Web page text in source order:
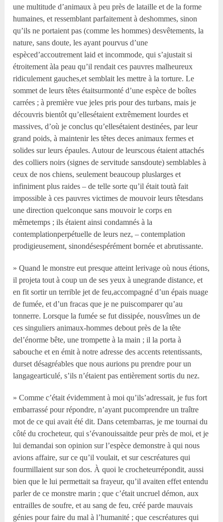
une multitude d’animaux à peu près de lataille et de la forme
humaines, et ressemblant parfaitement à deshommes, sinon
qu’ils ne portaient pas (comme les hommes) desvêtements, la
nature, sans doute, les ayant pourvus d’une
espèced’accoutrement laid et incommode, qui s’ajustait si
étroitement àla peau qu’il rendait ces pauvres malheureux
ridiculement gauches,et semblait les mettre à la torture. Le
sommet de leurs têtes étaitsurmonté d’une espèce de boîtes
carrées ; à première vue jeles pris pour des turbans, mais je
découvris bientôt qu’ellesétaient extrêmement lourdes et
massives, d’où je conclus qu’ellesétaient destinées, par leur
grand poids, à maintenir les têtes deces animaux fermes et
solides sur leurs épaules. Autour de leurscous étaient attachés
des colliers noirs (signes de servitude sansdoute) semblables à
ceux de nos chiens, seulement beaucoup pluslarges et
infiniment plus raides – de telle sorte qu’il était toutà fait
impossible à ces pauvres victimes de mouvoir leurs têtesdans
une direction quelconque sans mouvoir le corps en
mêmetemps ; ils étaient ainsi condamnés à la
contemplationperpétuelle de leurs nez, – contemplation
prodigieusement, sinondésespérément bornée et abrutissante.
» Quand le monstre eut presque atteint lerivage où nous étions,
il projeta tout à coup un de ses yeux à unegrande distance, et
en fit sortir un terrible jet de feu,accompagné d’un épais nuage
de fumée, et d’un fracas que je ne puiscomparer qu’au
tonnerre. Lorsque la fumée se fut dissipée, nousvîmes un de
ces singuliers animaux-hommes debout près de la tête
del’énorme bête, une trompette à la main ; il la porta à
sabouche et en émit à notre adresse des accents retentissants,
durset désagréables que nous aurions pu prendre pour un
langagearticulé, s’ils n’étaient pas entièrement sortis du nez.
» Comme c’était évidemment à moi qu’ils’adressait, je fus fort
embarrassé pour répondre, n’ayant pucomprendre un traître
mot de ce qui avait été dit. Dans cetembarras, je me tournai du
côté du crocheteur, qui s’évanouissaitde peur près de moi, et je
lui demandai son opinion sur l’espèce demonstre à qui nous
avions affaire, sur ce qu’il voulait, et sur cescréatures qui
fourmillaient sur son dos. À quoi le crocheteurrépondit, aussi
bien que le lui permettait sa frayeur, qu’il avaiten effet entendu
parler de ce monstre marin ; que c’était uncruel démon, aux
entrailles de soufre, et au sang de feu, créé parde mauvais
génies pour faire du mal à l’humanité ; que cescréatures qui